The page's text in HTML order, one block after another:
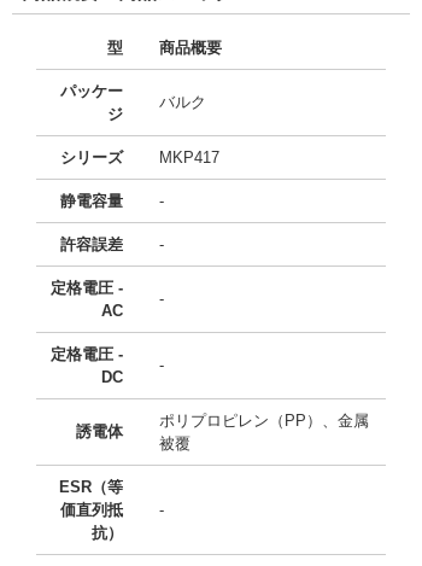
型 商品概要
パッケー
ジ
バルク
シリーズ MKP417
静電容量 -
許容誤差 -
定格電圧 -
AC
-
定格電圧 -
DC
-
誘電体
ポリプロピレン（PP）、金属
被覆
ESR（等
価直列抵
抗）
-